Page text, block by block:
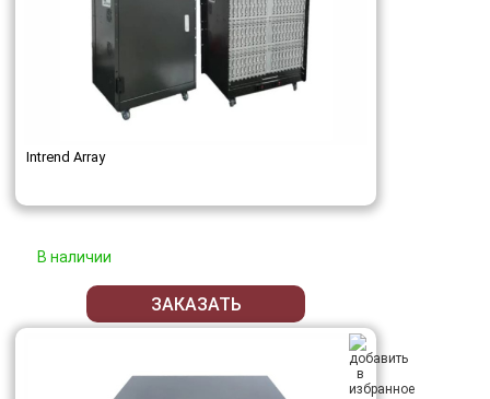
Intrend Array
В наличии
ЗАКАЗАТЬ